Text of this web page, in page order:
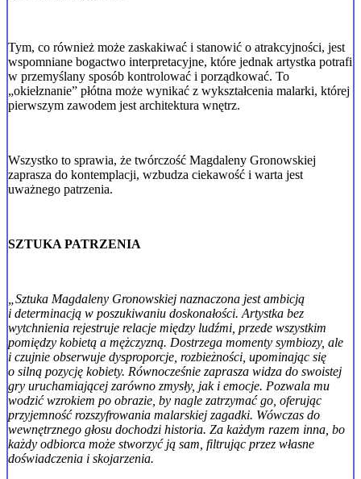
Tym, co również może zaskakiwać i stanowić o atrakcyjności, jest
wspomniane bogactwo interpretacyjne, które jednak artystka potrafi
w przemyślany sposób kontrolować i porządkować. To
„okiełznanie” płótna może wynikać z wykształcenia malarki, której
pierwszym zawodem jest architektura wnętrz.
Wszystko to sprawia, że twórczość Magdaleny Gronowskiej
zaprasza do kontemplacji, wzbudza ciekawość i warta jest
uważnego patrzenia.
SZTUKA PATRZENIA
„Sztuka Magdaleny Gronowskiej naznaczona jest ambicją
i determinacją w poszukiwaniu doskonałości. Artystka bez
wytchnienia rejestruje relacje między ludźmi, przede wszystkim
pomiędzy kobietą a mężczyzną. Dostrzega momenty symbiozy, ale
i czujnie obserwuje dysproporcje, rozbieżności, upominając się
o silną pozycję kobiety. Równocześnie zaprasza widza do swoistej
gry uruchamiającej zarówno zmysły, jak i emocje. Pozwala mu
wodzić wzrokiem po obrazie, by nagle zatrzymać go, oferując
przyjemność rozszyfrowania malarskiej zagadki. Wówczas do
wewnętrznego głosu dochodzi historia. Za każdym razem inna, bo
każdy odbiorca może stworzyć ją sam, filtrując przez własne
doświadczenia i skojarzenia.